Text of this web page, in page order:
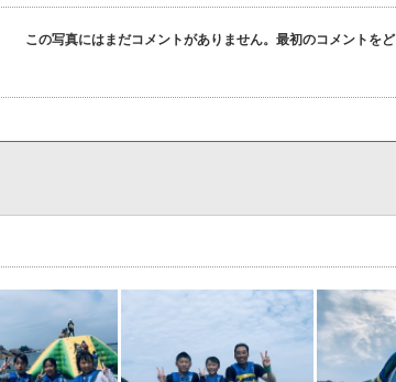
この写真にはまだコメントがありません。最初のコメントをど